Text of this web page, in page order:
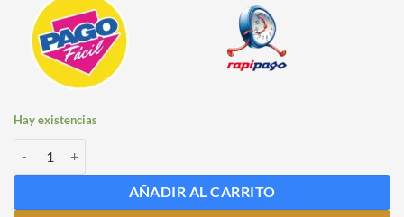
Hay existencias
AÑADIR AL CARRITO